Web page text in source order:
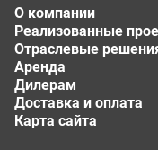
Игровая
комната
(ТРЦ)
О компании
Реализованные
Отраслевые
Аренда
Дилерам
Доставка и оплата
Карта сайта